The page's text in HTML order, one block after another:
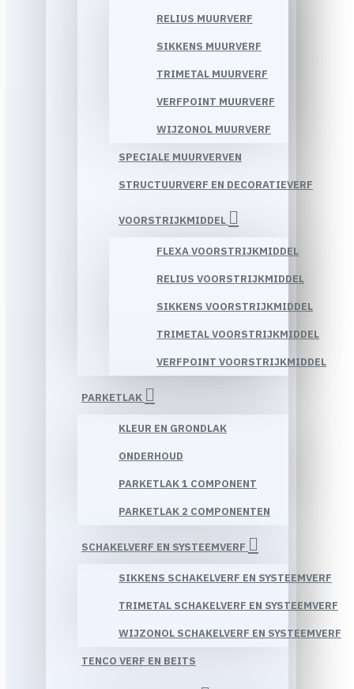
RELIUS MUURVERF
SIKKENS MUURVERF
TRIMETAL MUURVERF
VERFPOINT MUURVERF
WIJZONOL MUURVERF
SPECIALE MUURVERVEN
STRUCTUURVERF EN DECORATIEVERF
VOORSTRIJKMIDDEL
FLEXA VOORSTRIJKMIDDEL
RELIUS VOORSTRIJKMIDDEL
SIKKENS VOORSTRIJKMIDDEL
TRIMETAL VOORSTRIJKMIDDEL
VERFPOINT VOORSTRIJKMIDDEL
PARKETLAK
KLEUR EN GRONDLAK
ONDERHOUD
PARKETLAK 1 COMPONENT
PARKETLAK 2 COMPONENTEN
SCHAKELVERF EN SYSTEEMVERF
SIKKENS SCHAKELVERF EN SYSTEEMVERF
TRIMETAL SCHAKELVERF EN SYSTEEMVERF
WIJZONOL SCHAKELVERF EN SYSTEEMVERF
TENCO VERF EN BEITS